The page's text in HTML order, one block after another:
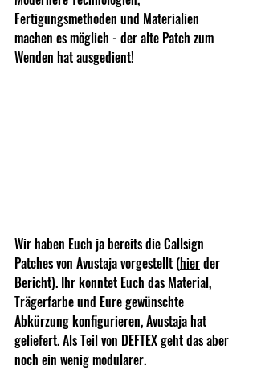
Fertigungsmethoden und Materialien
machen es möglich - der alte Patch zum
Wenden hat ausgedient!
Wir haben Euch ja bereits die Callsign
Patches von Avustaja vorgestellt (hier der
Bericht). Ihr konntet Euch das Material,
Trägerfarbe und Eure gewünschte
Abkürzung konfigurieren, Avustaja hat
geliefert. Als Teil von DEFTEX geht das aber
noch ein wenig modularer.